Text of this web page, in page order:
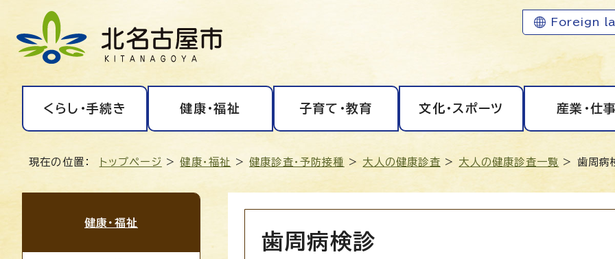
Foreign
くらし・手続き 健康・福祉 子育て・教育 文化・スポーツ 産業・仕
現在の位置： トップページ >健康・福祉 >健康診査・予防接種 > 大人の健康診査 > 大人の健康診査一覧 > 歯周病
歯周病検診
健康・福祉